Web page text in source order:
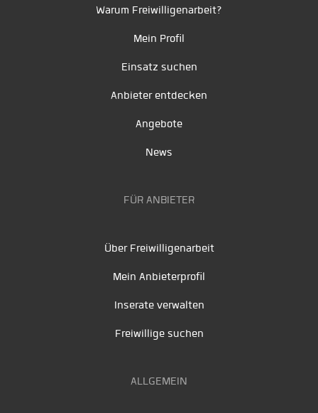
Warum Freiwilligenarbeit?
Mein Profil
Einsatz suchen
Anbieter entdecken
Angebote
News
FÜR ANBIETER
Über Freiwilligenarbeit
Mein Anbieterprofil
Inserate verwalten
Freiwillige suchen
ALLGEMEIN